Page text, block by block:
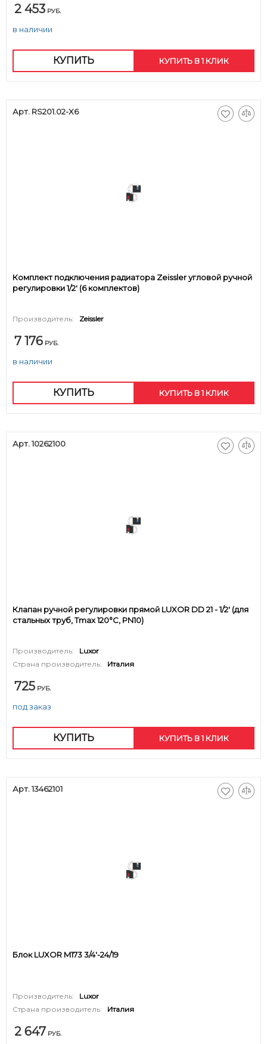
2 453 РУБ.
в наличии
КУПИТЬ КУПИТЬ В 1 КЛИК
Арт. RS201.02-X6
Комплект подключения радиатора Zeissler угловой ручной
регулировки 1/2' (6 комплектов)
Производитель: Zeissler
7 176 РУБ.
в наличии
КУПИТЬ КУПИТЬ В 1 КЛИК
Арт. 10262100
Клапан ручной регулировки прямой LUXOR DD 21 - 1/2' (для
стальных труб, Tmax 120°C, PN10)
Производитель:
Luxor
Страна производитель:
Италия
725 РУБ.
под заказ
КУПИТЬ КУПИТЬ В 1 КЛИК
Арт. 13462101
Блок LUXOR M173 3/4'-24/19
Производитель:
Luxor
Страна производитель:
Италия
2 647 РУБ.